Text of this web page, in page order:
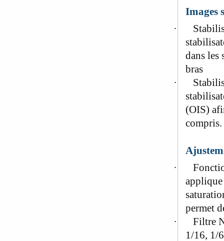
Images
·
dans les
bras
·
(OIS)
·
applique
permet
·
Filtre
1/16, 1/